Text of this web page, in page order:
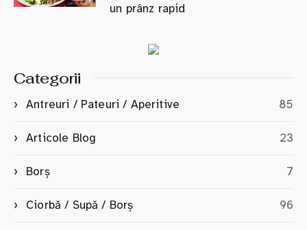
un prânz rapid
Categorii
Antreuri / Pateuri / Aperitive 85
Articole Blog 23
Borș 7
Ciorbă / Supă / Borș 96